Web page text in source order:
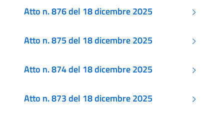
Atto n. 876 del 18 dicembre 2025
Atto n. 875 del 18 dicembre 2025
Atto n. 874 del 18 dicembre 2025
Atto n. 873 del 18 dicembre 2025